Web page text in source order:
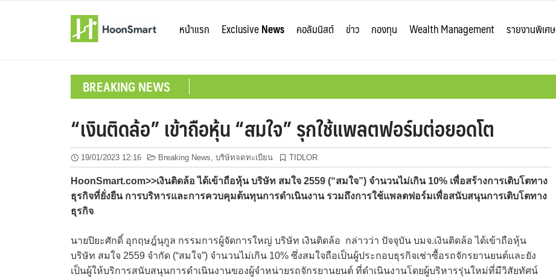
หน้าแรก ExclusiveNews คอลัมนิสต์ ข่าว กองทุน Wealth Management รายงานพิเศษ
BREAKING NEWS
“เงินติดล้อ” เข้าถือหุ้น “สมใจ” รุกใช้แพลตฟอร์มต่อยอดโต
19/01/2023 12:16 Breaking News, บริษัทจดทะเบียน TIDLOR
HoonSmart.com>>เงินติดล้อ ได้เข้าถือหุ้น บริษัท สมใจ 2559 (“สมใจ”) จำนวนไม่เกิน 10% เพื่อสร้างการเติบโตทาง
ธุรกิจที่ยั่งยืน การบริหารและการควบคุมต้นทุนการดำเนินงาน รวมถึงการใช้แพลตฟอร์มเพื่อสนับสนุนการเติบโตทาง
ธุรกิจ
นายปิยะศักดิ์ อุกฤษฎ์นุกูล กรรมการผู้จัดการใหญ่ บริษัท เงินติดล้อ กล่าวว่า ปัจจุบัน บมจ.เงินติดล้อ ได้เข้าถือหุ้น
บริษัท สมใจ 2559 จำกัด (“สมใจ”) จำนวนไม่เกิน 10% ซึ่งสมใจถือเป็นผู้ประกอบธุรกิจเช่าซื้อรถจักรยานยนต์และยัง
เป็นผู้ให้บริการสนับสนุนการดำเนินงานของผู้จำหน่ายรถจักรยานยนต์ ที่ดำเนินงานโดยผู้บริหารรุ่นใหม่ที่มีวิสัยทัศน์